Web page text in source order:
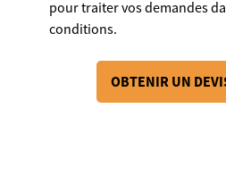
pour traiter vos demandes
conditions.
OBTENIR UN